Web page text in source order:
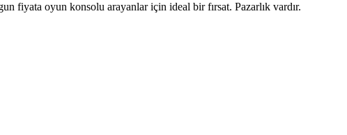
fiyata oyun konsolu arayanlar için ideal bir fırsat. Pazarlık vardır.